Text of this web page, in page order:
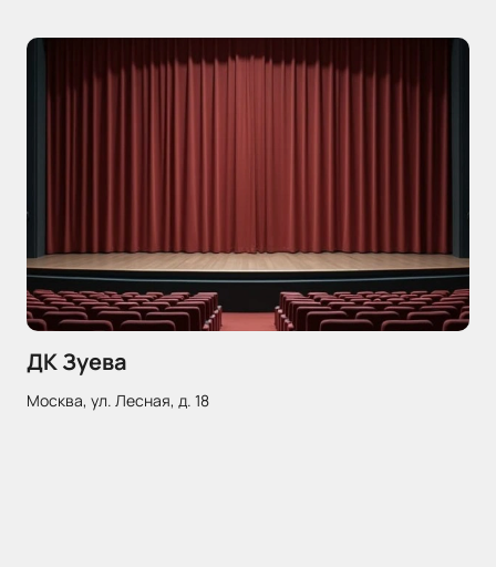
ДК Зуева
Москва, ул. Лесная, д. 18